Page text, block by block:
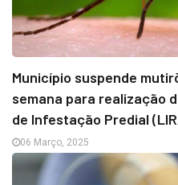
Município suspende
semana para realização
de Infestação Predial
06 Março, 2025